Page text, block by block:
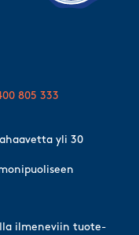
805 333
yli 30
ilmeneviin tuote-